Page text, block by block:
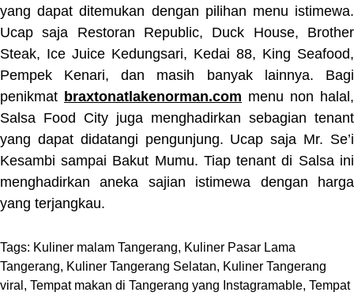
yang dapat ditemukan dengan pilihan menu istimewa.
Ucap saja Restoran Republic, Duck House, Brother
Steak, Ice Juice Kedungsari, Kedai 88, King Seafood,
Pempek Kenari, dan masih banyak lainnya. Bagi
penikmat braxtonatlakenorman.com menu non halal,
Salsa Food City juga menghadirkan sebagian tenant
yang dapat didatangi pengunjung. Ucap saja Mr. Se’i
Kesambi sampai Bakut Mumu. Tiap tenant di Salsa ini
menghadirkan aneka sajian istimewa dengan harga
yang terjangkau.
Tags: Kuliner malam Tangerang, Kuliner Pasar Lama
Tangerang, Kuliner Tangerang Selatan, Kuliner Tangerang
viral , Tempat makan di Tangerang yang Instagramable, Tempat